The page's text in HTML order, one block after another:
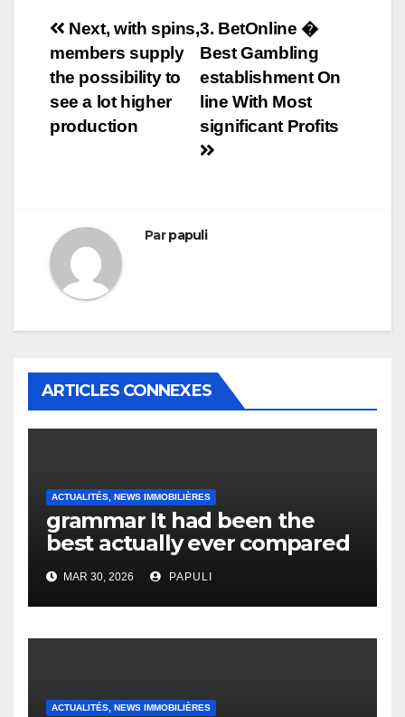
Navigation
de
l’article
3. BetOnline �
Best Gambling
establishment On
line With Most
significant Profits
Next, with spins,
members supply
the possibility to
see a lot higher
production
Parpapuli
ARTICLES CONNEXES
ACTUALITÉS, NEWS IMMOBILIÈRES
grammar It had been the
best actually ever compared
to it’s the top actually?
English Vocabulary Learners
Heap Change
MAR 30, 2026 PAPULI
ACTUALITÉS, NEWS IMMOBILIÈRES